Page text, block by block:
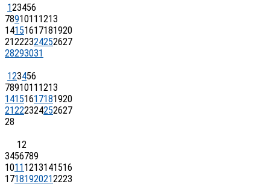
123456
7891011 1213
14151617181920
21222324252627
28293031
123456
7891011 1213
14151617181920
21222324252627
28
12
3456789
1011 1213141516
17181920212223